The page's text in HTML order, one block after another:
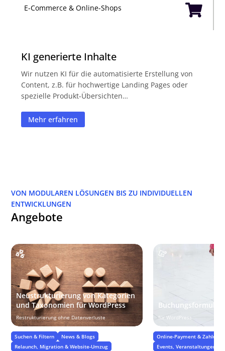

E-Commerce & Online-Shops
KI generierte Inhalte
Wir nutzen KI für die automatisierte Erstellung von
Content, z.B. für hochwertige Landing Pages oder
spezielle Produkt-Übersichten…
Mehr erfahren
VON MODULAREN LÖSUNGEN BIS ZU INDIVIDUELLEN
ENTWICKLUNGEN
Angebote
Neustrukturierung von Kategorien
und Taxonomien für WordPress
Restrukturierung ohne Datenverluste
Suchen & Filtern
News & Blogs
Relaunch, Migration & Website-Umzug
für WordPress
Online-Payment &
Events, Veranstaltungen &